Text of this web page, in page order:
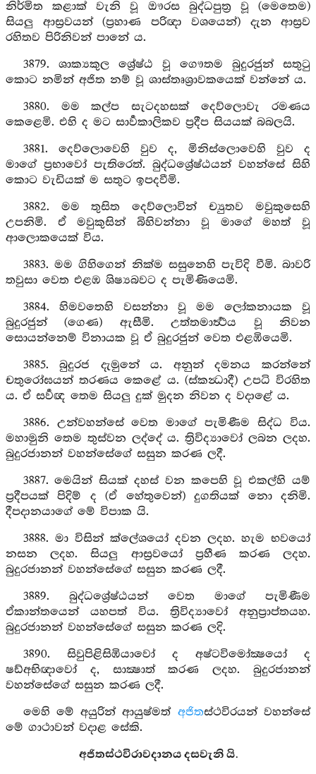
නිර්මිත කළාක් වැනි වූ ඖරස බුද්ධපුත්‍ර වූ (මෙතෙම)
සියලු ආස්‍රවයන් (ප්‍රහාණ පරිඥා වශයෙන්) දැන ආස්‍රව
රහිතව පිරිනිවන් පානේ ය.
3879. ශාක්‍යකුල ශ්‍රේෂ්ඨ වූ ගෞතම බුදුරජුන් සතුටු
කොට නමින් අජිත නම් වූ ශාස්තෘශ්‍රාවකයෙක් වන්නේ ය.
3880. මම කල්ප සැටදහසක් දෙව්ලොවැ රමණය
කෙළෙමි. එහි ද මට සාර්‍වකාලිකව ප්‍රදීප සියයක් බබලයි.
3881. දෙව්ලොවෙහි වුව ද, මිනිස්ලොවෙහි වුව ද
මාගේ ප්‍රභාවෝ පැතිරෙත්. බුද්ධශ්‍රේෂ්ඨයන් වහන්සේ සිහි
කොට වැඩියක් ම සතුට ඉපදවීමි.
3882. මම තුසිත දෙව්ලොවින් ච්‍යුතව මවුකුසෙහි
උපනිමි. ඒ මවුකුසින් බිහිවන්නා වූ මාගේ මහත් වූ
ආලොකයෙක් විය.
3883. මම ගිහිගෙන් නික්ම සසුනෙහි පැවිදි වීමි. බාවරි
තවුසා වෙත එළඹ ශිෂ්‍යබවට ද පැමිණියෙමි.
3884. හිමවතෙහි වසන්නා වූ මම ලෝකනායක වූ
බුදුරජුන් (ගෙණ) ඇසීමි. උත්තමාර්‍ත්‍ථය වූ නිවන
සොයන්නෙම් විනායක වූ ඒ බුදුරජුන් වෙත එළඹියෙමි.
3885. බුදුරජ දැමුනේ ය. අනුන් දමනය කරන්නේ
චතුරෝඝයන් තරණය කෙළේ ය. (ස්‍කන්‍ධාදී) උපධි විරහිත
ය. ඒ සර්‍වඥ තෙම සියලු දුක් මුදන නිවන ද වදාළේ ය.
3886. උන්වහන්සේ වෙත මාගේ පැමිණීම සිද්ධ විය.
මහාමුනි තෙම තුස්වන ලද්දේ ය. ත්‍රිවිද්‍යාවෝ ලබන ලදහ.
බුදුරජානන් වහන්සේගේ සසුන කරණ ලදී.
3887. මෙයින් සියක් දහස් වන කපෙහි වූ එකල්හි යම්
ප්‍රදීපයක් පිදිම් ද (ඒ හේතුවෙන්) දුගතියක් නො දනිමි.
දීපදානයාගේ මේ විපාක යි.
3888. මා විසින් ක්ලේශයෝ දවන ලදහ. හැම භවයෝ
නසන ලදහ. සියලු ආස්‍රවයෝ ප්‍රහීණ කරණ ලදහ.
බුදුරජානන් වහන්සේගේ සසුන කරණ ලදී.
3889. බුද්ධශ්‍රේෂ්ඨයන් වෙත මාගේ පැමිණීම
ඒකාන්තයෙන් යහපත් විය. ත්‍රිවිද්‍යාවෝ අනුප්‍රාප්තයහ.
බුදුරජානන් වහන්සේගේ සසුන කරණ ලදි.
3890. සිවුපිළිසිඹියාවෝ ද අෂ්ටවිමෝක්‍ෂයෝ ද
ෂඩ්අභිඥාවෝ ද, සාක්‍ෂාත් කරණ ලදහ. බුදුරජානන්
වහන්සේගේ සසුන කරණ ලදී.
මෙහි මේ අයුරින් ආයුෂ්මත් අජිතස්ථවිරයන් වහන්සේ
මේ ගාථාවන් වදාළ සේකි.
අජිතස්ථවිරාවදානය දසවැනි යි.